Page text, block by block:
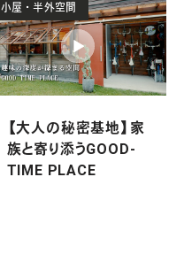
小屋・半外空間
【大人の秘密基地】家
族と寄り添うGOOD-
TIME PLACE